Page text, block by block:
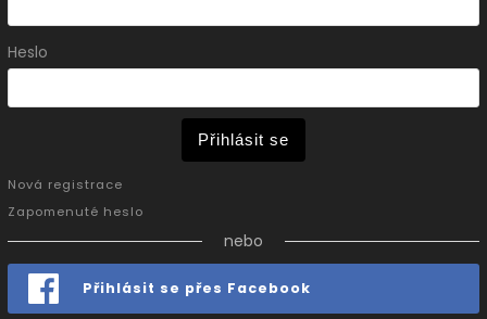
Heslo
Přihlásit se
Nová registrace
Zapomenuté heslo
nebo
Přihlásit se přes Facebook